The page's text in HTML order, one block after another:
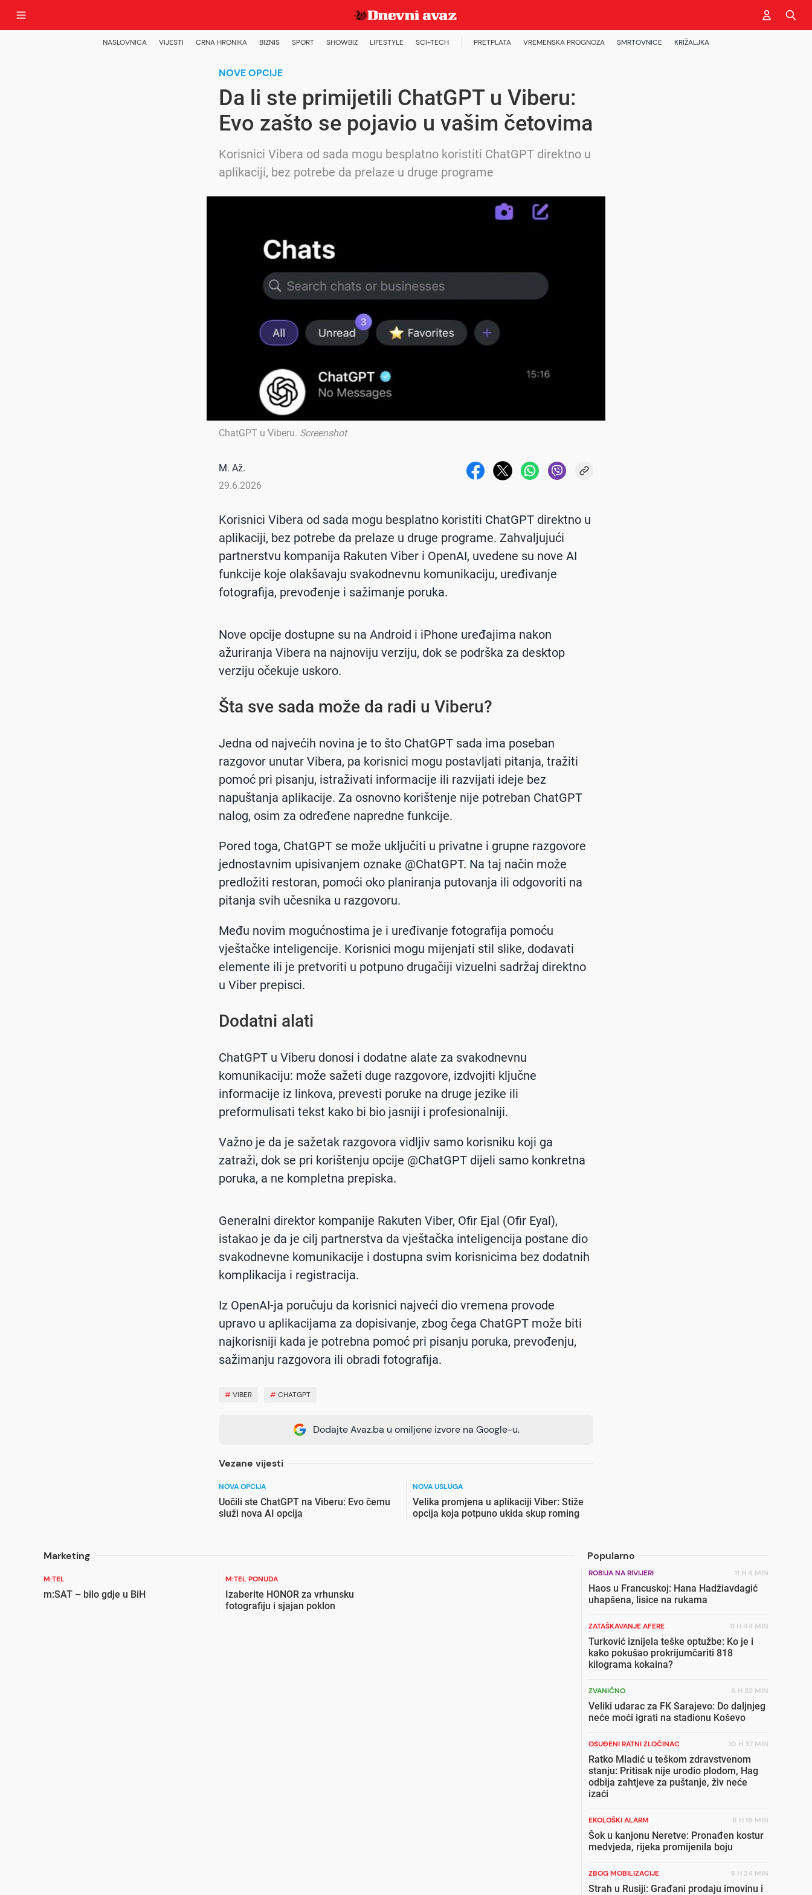
NASLOVNICA VIJESTI CRNA HRONIKA BIZNIS SPORT SHOWBIZ LIFESTYLE SCI-TECH PRETPLATA VREMENSKA PROGNOZA SMRTOVNICE KRIŽALJKA
NOVE OPCIJE
Da li ste primijetili ChatGPT u Viberu:
Evo zašto se pojavio u vašim četovima
Korisnici Vibera od sada mogu besplatno koristiti ChatGPT direktno u
aplikaciji, bez potrebe da prelaze u druge programe
ChatGPT u Viberu. Screenshot
M. Až.
29.6.2026
Korisnici Vibera od sada mogu besplatno koristiti ChatGPT direktno u
aplikaciji, bez potrebe da prelaze u druge programe. Zahvaljujući
partnerstvu kompanija Rakuten Viber i OpenAI, uvedene su nove AI
funkcije koje olakšavaju svakodnevnu komunikaciju, uređivanje
fotografija, prevođenje i sažimanje poruka.
Nove opcije dostupne su na Android i iPhone uređajima nakon
ažuriranja Vibera na najnoviju verziju, dok se podrška za desktop
verziju očekuje uskoro.
Šta sve sada može da radi u Viberu?
Jedna od najvećih novina je to što ChatGPT sada ima poseban
razgovor unutar Vibera, pa korisnici mogu postavljati pitanja, tražiti
pomoć pri pisanju, istraživati informacije ili razvijati ideje bez
napuštanja aplikacije. Za osnovno korištenje nije potreban ChatGPT
nalog, osim za određene napredne funkcije.
Pored toga, ChatGPT se može uključiti u privatne i grupne razgovore
jednostavnim upisivanjem oznake @ChatGPT. Na taj način može
predložiti restoran, pomoći oko planiranja putovanja ili odgovoriti na
pitanja svih učesnika u razgovoru.
Među novim mogućnostima je i uređivanje fotografija pomoću
vještačke inteligencije. Korisnici mogu mijenjati stil slike, dodavati
elemente ili je pretvoriti u potpuno drugačiji vizuelni sadržaj direktno
u Viber prepisci.
Dodatni alati
ChatGPT u Viberu donosi i dodatne alate za svakodnevnu
komunikaciju: može sažeti duge razgovore, izdvojiti ključne
informacije iz linkova, prevesti poruke na druge jezike ili
preformulisati tekst kako bi bio jasniji i profesionalniji.
Važno je da je sažetak razgovora vidljiv samo korisniku koji ga
zatraži, dok se pri korištenju opcije @ChatGPT dijeli samo konkretna
poruka, a ne kompletna prepiska.
Generalni direktor kompanije Rakuten Viber, Ofir Ejal (Ofir Eyal),
istakao je da je cilj partnerstva da vještačka inteligencija postane dio
svakodnevne komunikacije i dostupna svim korisnicima bez dodatnih
komplikacija i registracija.
Iz OpenAI-ja poručuju da korisnici najveći dio vremena provode
upravo u aplikacijama za dopisivanje, zbog čega ChatGPT može biti
najkorisniji kada je potrebna pomoć pri pisanju poruka, prevođenju,
sažimanju razgovora ili obradi fotografija.
#VIBER #CHATGPT
Dodajte Avaz.ba u omiljene izvore na Google-u.
Vezane vijesti
NOVA OPCIJA
Uočili ste ChatGPT na Viberu: Evo čemu
služi nova AI opcija
NOVA USLUGA
Velika promjena u aplikaciji Viber: Stiže
opcija koja potpuno ukida skup roming
Marketing Popularno
M:TEL
m:SAT – bilo gdje u BiH
M:TEL PONUDA
Izaberite HONOR za vrhunsku
fotografiju i sjajan poklon
ROBIJA NA RIVIJERI 11 H 4 MIN
Haos u Francuskoj: Hana Hadžiavdagić
uhapšena, lisice na rukama
ZATAŠKAVANJE AFERE 11 H 44 MIN
Turković iznijela teške optužbe: Ko je i
kako pokušao prokrijumčariti 818
kilograma kokaina?
ZVANIČNO 6 H 52 MIN
Veliki udarac za FK Sarajevo: Do daljnjeg
neće moći igrati na stadionu Koševo
OSUĐENI RATNI ZLOČINAC 10 H 37 MIN
Ratko Mladić u teškom zdravstvenom
stanju: Pritisak nije urodio plodom, Hag
odbija zahtjeve za puštanje, živ neće
izaći
EKOLOŠKI ALARM 8 H 18 MIN
Šok u kanjonu Neretve: Pronađen kostur
medvjeda, rijeka promijenila boju
ZBOG MOBILIZACIJE 9 H 24 MIN
Strah u Rusiji: Građani prodaju imovinu i